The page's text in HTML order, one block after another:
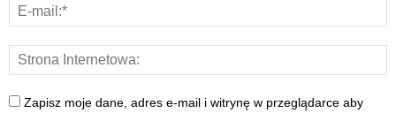
Zapisz moje dane, adres e-mail i witrynę w przeglądarce aby